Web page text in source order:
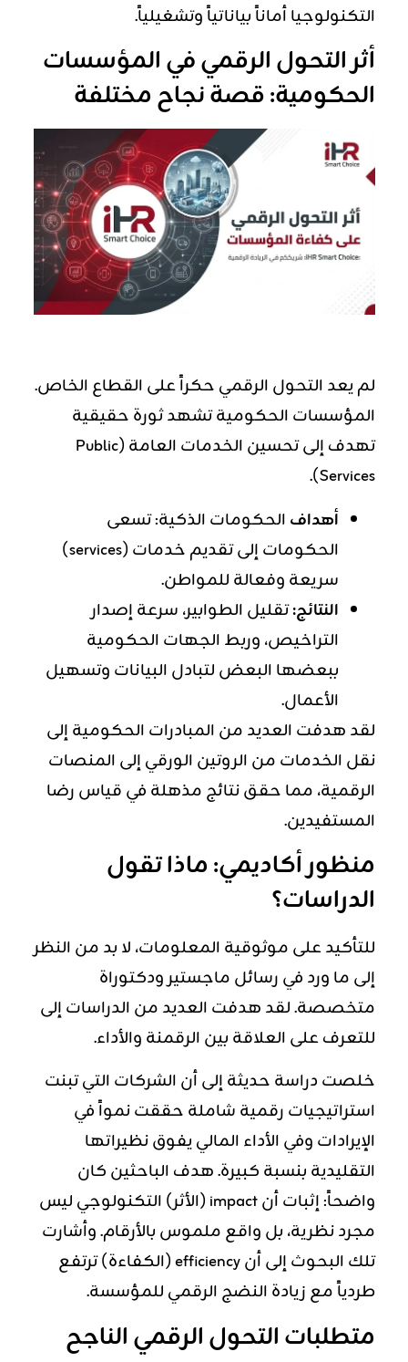
التكنولوجيا أماناً بياناتياً وتشغيلياً.
أثر التحول الرقمي في المؤسسات
الحكومية: قصة نجاح مختلفة
لم يعد التحول الرقمي حكراً على القطاع الخاص.
المؤسسات الحكومية تشهد ثورة حقيقية
تهدف إلى تحسين الخدمات العامة (Public
Services).
أهدافالحكومات الذكية: تسعى
الحكومات إلى تقديم خدمات (services)
سريعة وفعالة للمواطن.
النتائج:تقليل الطوابير، سرعة إصدار
التراخيص، وربط الجهات الحكومية
ببعضها البعض لتبادل البيانات وتسهيل
الأعمال.
لقد هدفت العديد من المبادرات الحكومية إلى
نقل الخدمات من الروتين الورقي إلى المنصات
الرقمية، مما حقق نتائج مذهلة في قياس رضا
المستفيدين.
منظور أكاديمي: ماذا تقول
الدراسات؟
للتأكيد على موثوقية المعلومات، لا بد من النظر
إلى ما ورد في رسائل ماجستير ودكتوراة
متخصصة. لقد هدفت العديد من الدراسات إلى
للتعرف على العلاقة بين الرقمنة والأداء.
خلصت دراسة حديثة إلى أن الشركات التي تبنت
استراتيجيات رقمية شاملة حققت نمواً في
الإيرادات وفي الأداء المالي يفوق نظيراتها
التقليدية بنسبة كبيرة. هدف الباحثين كان
واضحاً: إثبات أن impact (الأثر) التكنولوجي ليس
مجرد نظرية، بل واقع ملموس بالأرقام. وأشارت
تلك البحوث إلى أن efficiency (الكفاءة) ترتفع
طردياً مع زيادة النضج الرقمي للمؤسسة.
متطلبات التحول الرقمي الناجح